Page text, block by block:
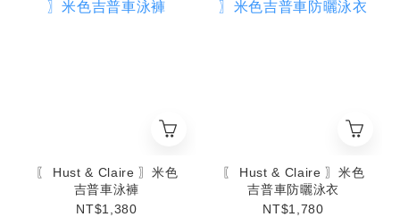
〖 Hust & Claire 〗米色
吉普車泳褲
NT$1,380
〖 Hust & Claire 〗米色
吉普車防曬泳衣
NT$1,780